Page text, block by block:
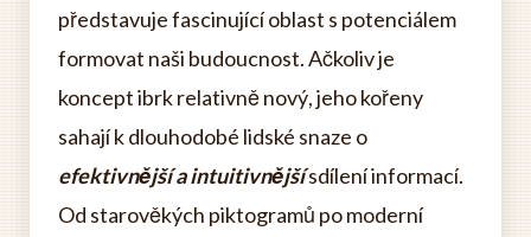
představuje fascinující oblast s potenciálem
formovat naši budoucnost. Ačkoliv je
koncept ibrk relativně nový, jeho kořeny
sahají k dlouhodobé lidské snaze o
efektivnější a intuitivnějšísdílení informací.
Od starověkých piktogramů po moderní